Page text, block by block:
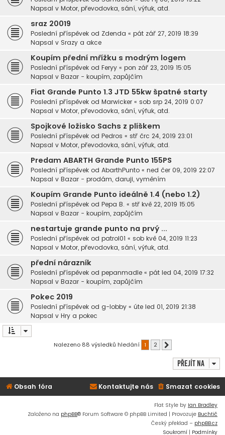
Napsal v Motor, převodovka, sání, výfuk, atd.
sraz 20019
Poslední příspěvek od Zdenda « pát zář 27, 2019 18:39
Napsal v Srazy a akce
Koupím přední mřížku s modrým logem
Poslední příspěvek od Feryy « pon zář 23, 2019 15:05
Napsal v Bazar - koupím, zapůjčím
Fiat Grande Punto 1.3 JTD 55kw špatné starty
Poslední příspěvek od Marwicker « sob srp 24, 2019 0:07
Napsal v Motor, převodovka, sání, výfuk, atd.
Spojkové ložisko Sachs z plíškem
Poslední příspěvek od Pedros « stř črc 24, 2019 23:01
Napsal v Motor, převodovka, sání, výfuk, atd.
Predam ABARTH Grande Punto 155PS
Poslední příspěvek od AbarthPunto « ned čer 09, 2019 22:07
Napsal v Bazar - prodám, daruji, vyměním
Koupím Grande Punto ideálně 1.4 (nebo 1.2)
Poslední příspěvek od Pepa B. « stř kvě 22, 2019 15:05
Napsal v Bazar - koupím, zapůjčím
nestartuje grande punto na prvý ...
Poslední příspěvek od patrol01 « sob kvě 04, 2019 11:23
Napsal v Motor, převodovka, sání, výfuk, atd.
přední nárazník
Poslední příspěvek od pepanmadle « pát led 04, 2019 17:32
Napsal v Bazar - koupím, zapůjčím
Pokec 2019
Poslední příspěvek od g-lobby « úte led 01, 2019 21:38
Napsal v Hry a pokec
Nalezeno 88 výsledků hledání 1 2
Přejít na
Obsah fóra Smazat cookies
Kontaktujte nás
Flat Style by Ian Bradley
Založeno na phpBB® Forum Software © phpBB Limited | Provozuje Buchtič
Český překlad – phpBB.cz
Soukromí | Podmínky